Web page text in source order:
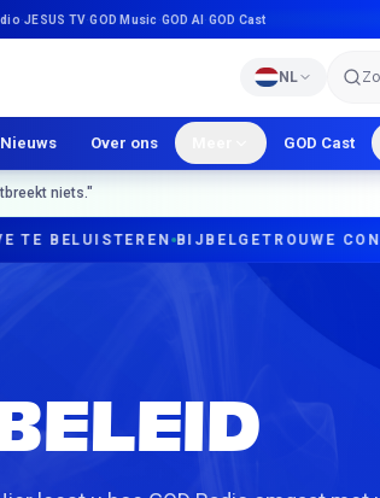
·JESUS TV·GOD Music ·GOD AI ·GOD Cast
NL
Nieuws Over ons GOD Cast
niets."
BELUISTEREN BIJBELGETROUWE